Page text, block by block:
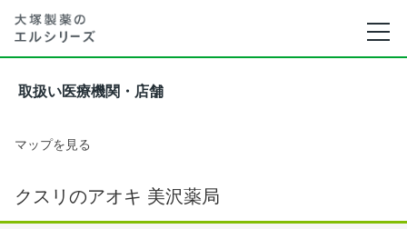
取扱い医療機関・店舗
マップを見る
クスリのアオキ 美沢薬局